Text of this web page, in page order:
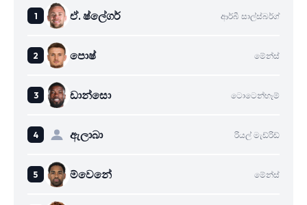
ඒ. ෂ්ලේගර් ආර්බී සාල්ස්බර්ග්
පොෂ් මේන්ස්
ඩාන්සො ටොටෙන්හෑම්
ඇලාබා රියල් මැඩ්රිඩ්
ම්වෙනේ මේන්ස්